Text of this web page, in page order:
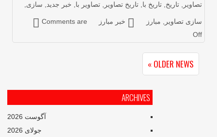
تصاویر,تاریخ ,تاریخ با, تاریخ تصاویر,تصاویر با,خبر جدید ,سازی,
سازی تصاویر,مبارز خبر مبارز
Comments are
OLDER NEWS »
ARCHIVES
آگوست 2026
جولای 2026